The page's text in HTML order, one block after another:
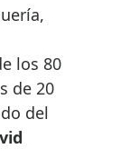
los 80
de 20
del